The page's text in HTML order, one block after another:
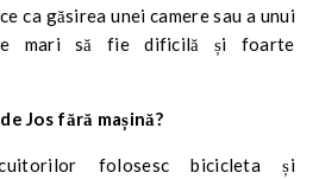
ca găsirea unei camere sau a unui
mari să fie dificilă și foarte
Jos fără mașină?
folosesc bicicleta și